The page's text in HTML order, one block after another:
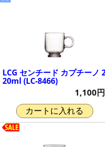
LCG センチード カプチーノ
20ml (LC-8466)
1,100円
カートに入れる